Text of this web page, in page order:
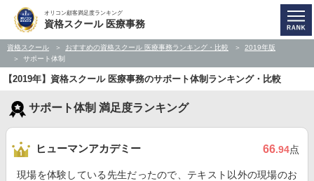
オリコン顧客満足度ランキング
資格スクール 医療事務
資格スクール おすすめの資格スクール 医療事務ランキング・比較
2019年版
サポート体制
【2019年】資格スクール 医療事務のサポート体制ランキング・比較
サポート体制 満足度ランキング
ヒューマンアカデミー 66.94点
現場を体験している先生だったので、テキスト以外の現場のお